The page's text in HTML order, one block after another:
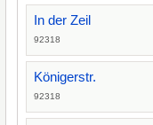
In der Zeil
92318
Königerstr.
92318